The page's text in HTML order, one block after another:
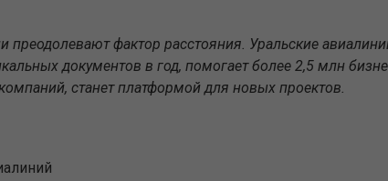
фактор расстояния. Уральские
документов в год, помогает более 2,5 млн
станет платформой для новых проектов.